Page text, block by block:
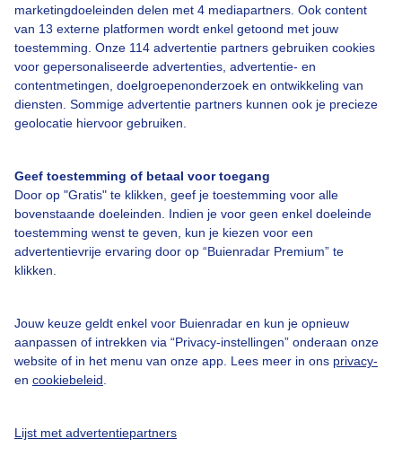
marketingdoeleinden delen met 4 mediapartners. Ook content
van 13 externe platformen wordt enkel getoond met jouw
toestemming. Onze 114 advertentie partners gebruiken cookies
voor gepersonaliseerde advertenties, advertentie- en
contentmetingen, doelgroepenonderzoek en ontwikkeling van
diensten. Sommige advertentie partners kunnen ook je precieze
geolocatie hiervoor gebruiken.
Geef toestemming of betaal voor toegang
Door op "Gratis" te klikken, geef je toestemming voor alle
bovenstaande doeleinden. Indien je voor geen enkel doeleinde
toestemming wenst te geven, kun je kiezen voor een
advertentievrije ervaring door op “Buienradar Premium” te
klikken.
Jouw keuze geldt enkel voor Buienradar en kun je opnieuw
aanpassen of intrekken via “Privacy-instellingen” onderaan onze
website of in het menu van onze app. Lees meer in ons privacy-
en cookiebeleid
Lijst met advertentiepartners
Over Buienradar
Bedrijfsgegevens
Contact
Toegankelijkheid
Gebruikersvoorwaarden
Adverteren
Privacy beleid
Cookie beleid